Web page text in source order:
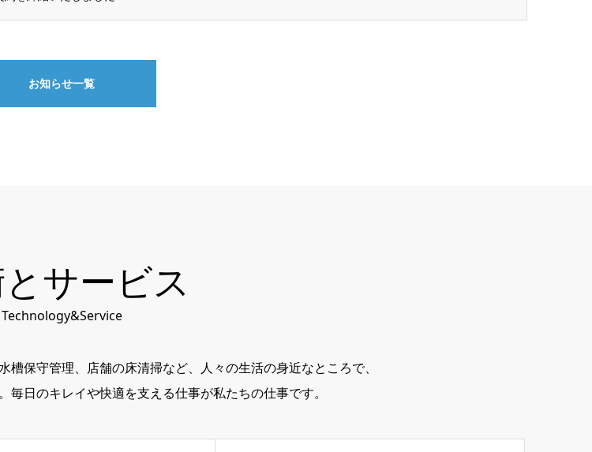
お知らせ一覧
サービス
Technology&Service
保守管理、店舗の床清掃など、人々の生活の身近なところで、
毎日のキレイや快適を支える仕事が私たちの仕事です。